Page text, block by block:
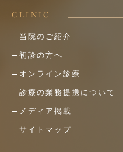
CLINIC
当院のご紹介
初診の方へ
オンライン診療
診療の業務提携について
メディア掲載
サイトマップ